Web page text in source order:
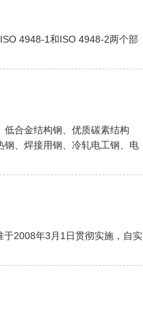
4948-1和ISO 4948-2两个部
合金结构钢、优质碳素结构
、焊接用钢、冷轧电工钢、电
2008年3月1日贯彻实施，自实